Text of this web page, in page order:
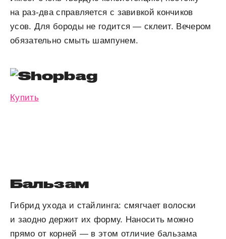
на раз-два справляется с завивкой кончиков
усов. Для бороды не годится — склеит. Вечером
обязательно смыть шампунем.
Купить
Бальзам
Гибрид ухода и стайлинга: смягчает волоски
и заодно держит их форму. Наносить можно
прямо от корней — в этом отличие бальзама